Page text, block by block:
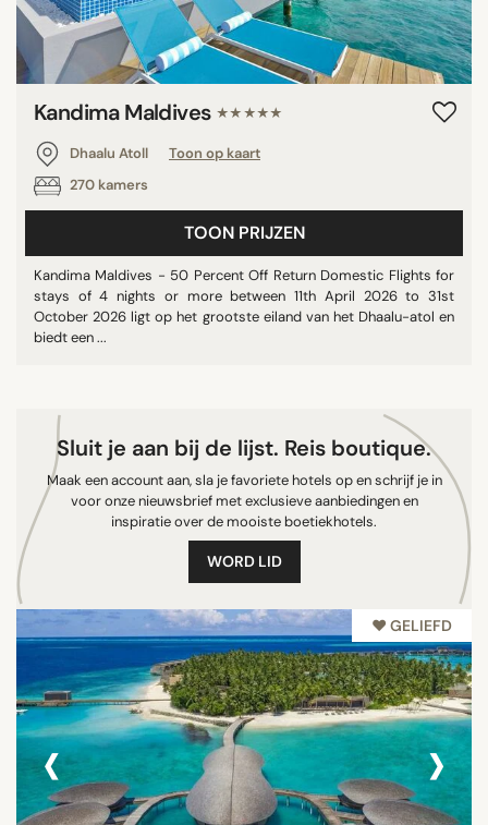
Kandima Maldives ★★★★★
Dhaalu Atoll
Toon op kaart
270 kamers
TOON PRIJZEN
Kandima Maldives - 50 Percent Off Return Domestic Flights for
stays of 4 nights or more between 11th April 2026 to 31st
October 2026 ligt op het grootste eiland van het Dhaalu-atol en
biedt een ...
Sluit je aan bij de lijst. Reis boutique.
Maak een account aan, sla je favoriete hotels op en schrijf je in
voor onze nieuwsbrief met exclusieve aanbiedingen en
inspiratie over de mooiste boetiekhotels.
WORD LID
♥︎ GELIEFD
‹ ›